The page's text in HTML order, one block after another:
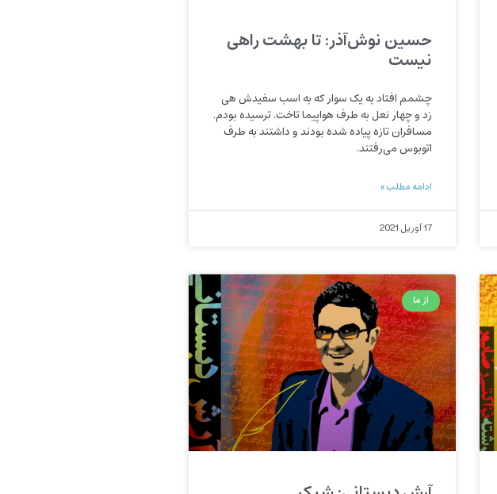
حسین نوش‌آذر: تا بهشت راهی
نیست
چشمم افتاد به یک سوار که به اسب سفیدش هی
زد و چهار نعل به طرف هواپیما تاخت. ترسیده بودم.
مسافران تازه پیاده شده بودند و داشتند به طرف
اتوبوس می‌رفتند.
ادامه مطلب »
17 آوریل 2021
از ما